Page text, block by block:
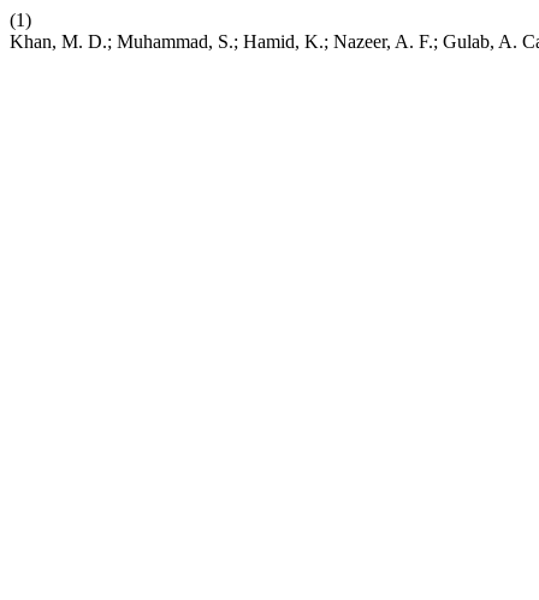
(1)
Khan, M. D.; Muhammad, S.; Hamid, K.; Nazeer, A. F.; Gulab, A.